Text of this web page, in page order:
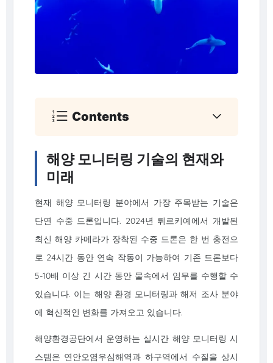
Contents
해양 모니터링 기술의 현재와
미래
현재 해양 모니터링 분야에서 가장 주목받는 기술은
단연 수중 드론입니다. 2024년 튀르키예에서 개발된
최신 해양 카메라가 장착된 수중 드론은 한 번 충전으
로 24시간 동안 연속 작동이 가능하여 기존 드론보다
5-10배 이상 긴 시간 동안 물속에서 임무를 수행할 수
있습니다. 이는 해양 환경 모니터링과 해저 조사 분야
에 혁신적인 변화를 가져오고 있습니다.
해양환경공단에서 운영하는 실시간 해양 모니터링 시
스템은 연안오염우심해역과 하구역에서 수질을 상시